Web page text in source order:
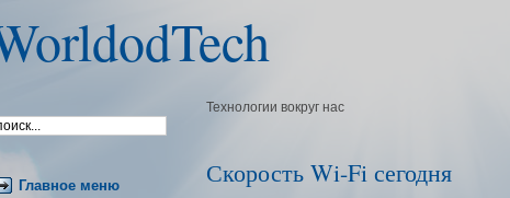
Главное меню
Технологии вокруг нас
Скорость Wi-Fi сегодня